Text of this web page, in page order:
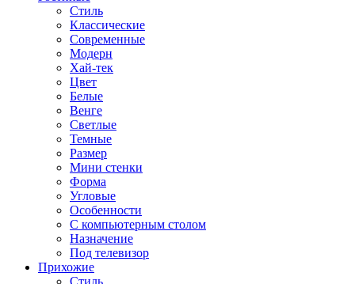
Стиль
Классические
Современные
Модерн
Хай-тек
Цвет
Белые
Венге
Светлые
Темные
Размер
Мини стенки
Форма
Угловые
Особенности
С компьютерным столом
Назначение
Под телевизор
Прихожие
Стиль